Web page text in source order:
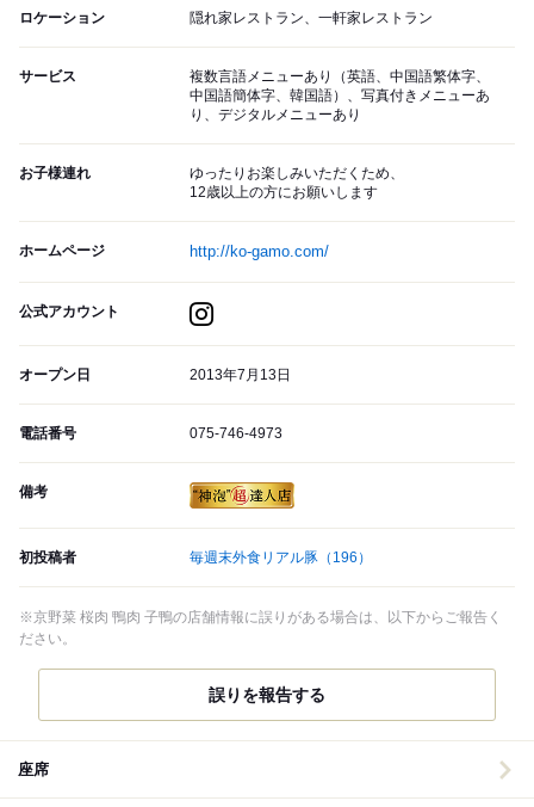
ロケーション 隠れ家レストラン、一軒家レストラン
サービス
複数言語メニューあり（英語、中国語繁体字、
中国語簡体字、韓国語）、写真付きメニューあ
り、デジタルメニューあり
お子様連れ
ゆったりお楽しみいただくため、
12歳以上の方にお願いします
ホームページ http://ko-gamo.com/
公式アカウント
オープン日 2013年7月13日
電話番号 075-746-4973
備考
初投稿者 毎週末外食リアル豚 （196）
※京野菜 桜肉 鴨肉 子鴨の店舗情報に誤りがある場合は、以下からご報告く
ださい。
誤りを報告する
座席